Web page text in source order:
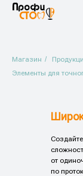
Магазин /
Элементы для
от
по